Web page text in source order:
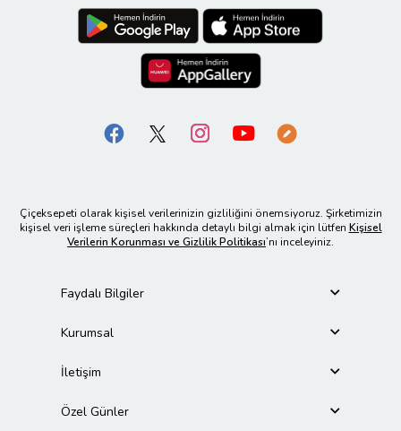
Çiçeksepeti olarak kişisel verilerinizin gizliliğini önemsiyoruz. Şirketimizin
kişisel veri işleme süreçleri hakkında detaylı bilgi almak için lütfen Kişisel
Verilerin Korunması ve Gizlilik Politikası’nı inceleyiniz.
Faydalı Bilgiler
Kurumsal
İletişim
Özel Günler